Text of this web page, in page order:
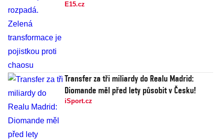
E15.cz
Transfer za tři miliardy do Realu Madrid:
Diomande měl před lety působit v Česku!
iSport.cz